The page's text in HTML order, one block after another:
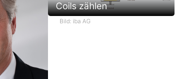
Coils zählen
Bild: iba AG